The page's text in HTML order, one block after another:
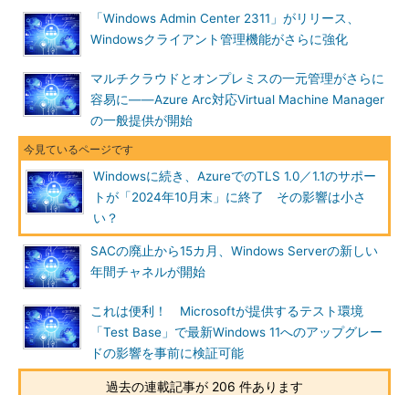
「Windows Admin Center 2311」がリリース、
Windowsクライアント管理機能がさらに強化
マルチクラウドとオンプレミスの一元管理がさらに
容易に――Azure Arc対応Virtual Machine Manager
の一般提供が開始
Windowsに続き、AzureでのTLS 1.0／1.1のサポー
トが「2024年10月末」に終了 その影響は小さ
い？
SACの廃止から15カ月、Windows Serverの新しい
年間チャネルが開始
これは便利！ Microsoftが提供するテスト環境
「Test Base」で最新Windows 11へのアップグレー
ドの影響を事前に検証可能
過去の連載記事が 206 件あります